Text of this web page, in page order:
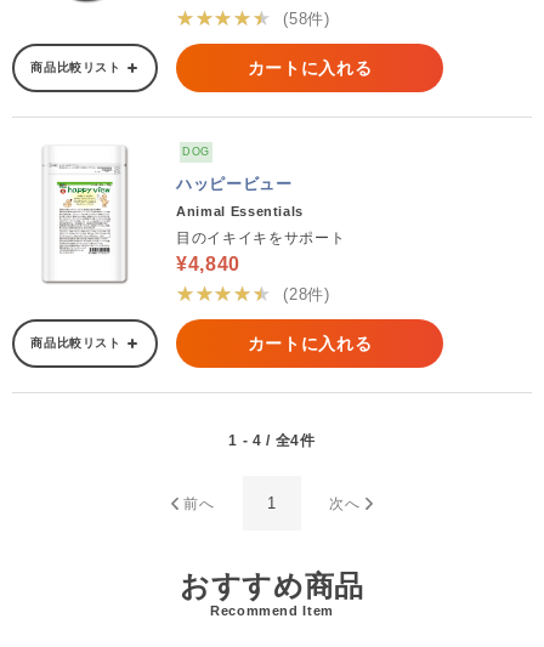
★★★★★
(58件)
商品比較リスト カートに入れる
DOG
ハッピービュー
Animal Essentials
目のイキイキをサポート
¥4,840
★★★★★
(28件)
商品比較リスト カートに入れる
1 - 4 / 全4件
前へ 1 次へ
おすすめ商品
Recommend Item